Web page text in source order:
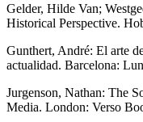
Gelder, Hilde Van;
Historical Perspective.
Gunthert, André: El arte
actualidad. Barcelona:
Jurgenson, Nathan: The
Media. London: Verso